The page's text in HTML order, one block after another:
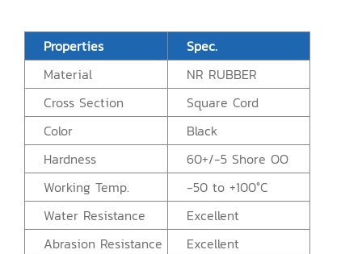
Properties
Spec.
Material
NR RUBBER
Cross Section
Square Cord
Color
Black
Hardness
60+/-5 Shore OO
Working Temp.
-50 to +100°C
Water Resistance
Excellent
Abrasion Resistance
Excellent